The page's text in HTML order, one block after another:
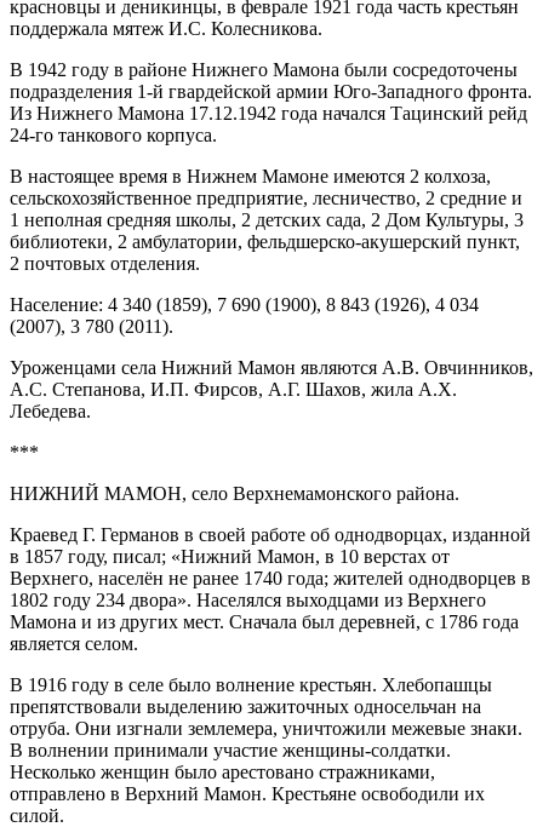
красновцы и деникинцы, в феврале 1921 года часть крестьян
поддержала мятеж И.С. Колесникова.
В 1942 году в районе Нижнего Мамона были сосредоточены
подразделения 1-й гвардейской армии Юго-Западного фронта.
Из Нижнего Мамона 17.12.1942 года начался Тацинский рейд
24-го танкового корпуса.
В настоящее время в Нижнем Мамоне имеются 2 колхоза,
сельскохозяйственное предприятие, лесничество, 2 средние и
1 неполная средняя школы, 2 детских сада, 2 Дом Культуры, 3
библиотеки, 2 амбулатории, фельдшерско-акушерский пункт,
2 почтовых отделения.
Население: 4 340 (1859), 7 690 (1900), 8 843 (1926), 4 034
(2007), 3 780 (2011).
Уроженцами села Нижний Мамон являются А.В. Овчинников,
А.С. Степанова, И.П. Фирсов, А.Г. Шахов, жила А.Х.
Лебедева.
***
НИЖНИЙ МАМОН, село Верхнемамонского района.
Краевед Г. Германов в своей работе об однодворцах, изданной
в 1857 году, писал; «Нижний Мамон, в 10 верстах от
Верхнего, населён не ранее 1740 года; жителей однодворцев в
1802 году 234 двора». Населялся выходцами из Верхнего
Мамона и из других мест. Сначала был деревней, с 1786 года
является селом.
В 1916 году в селе было волнение крестьян. Хлебопашцы
препятствовали выделению зажиточных односельчан на
отруба. Они изгнали землемера, уничтожили межевые знаки.
В волнении принимали участие женщины-солдатки.
Несколько женщин было арестовано стражниками,
отправлено в Верхний Мамон. Крестьяне освободили их
силой.